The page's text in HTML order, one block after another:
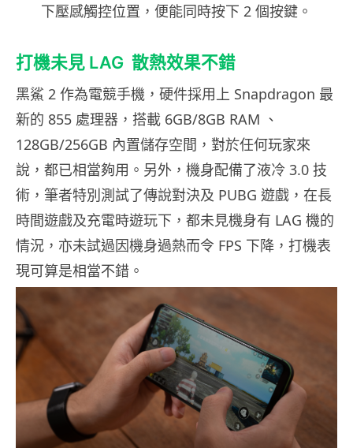
下壓感觸控位置，便能同時按下 2 個按鍵。
打機未見 LAG 散熱效果不錯
黑鯊 2 作為電競手機，硬件採用上 Snapdragon 最
新的 855 處理器，搭載 6GB/8GB RAM 、
128GB/256GB 內置儲存空間，對於任何玩家來
說，都已相當夠用。另外，機身配備了液冷 3.0 技
術，筆者特別測試了傳說對決及 PUBG 遊戲，在長
時間遊戲及充電時遊玩下，都未見機身有 LAG 機的
情況，亦未試過因機身過熱而令 FPS 下降，打機表
現可算是相當不錯。